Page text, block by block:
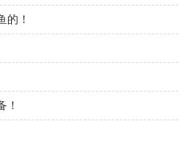
的！
！